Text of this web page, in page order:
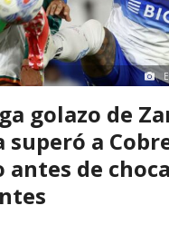
golazo de
superó a
antes de